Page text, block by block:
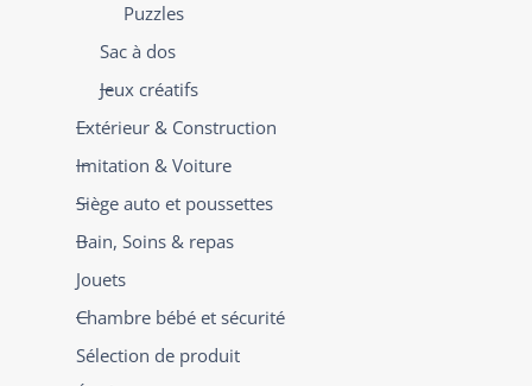
Puzzles
Sac à dos
Jeux créatifs
Extérieur & Construction
Imitation & Voiture
Siège auto et poussettes
Bain, Soins & repas
Jouets
Chambre bébé et sécurité
Sélection de produit